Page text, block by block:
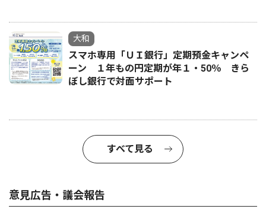
大和
スマホ専用「ＵＩ銀行」定期預金キャンペ
ーン １年もの円定期が年１・50％ きら
ぼし銀行で対面サポート
すべて見る
意見広告・議会報告